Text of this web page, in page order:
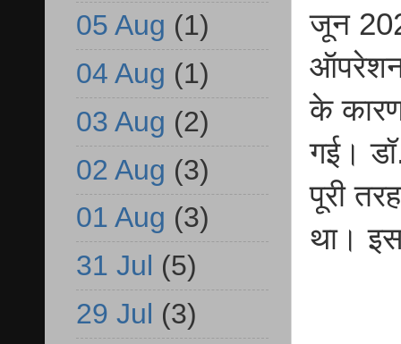
जून
ऑपरेशन
के
गई।
पूरी
था।
05 Aug (1)
04 Aug (1)
03 Aug (2)
02 Aug (3)
01 Aug (3)
31 Jul (5)
29 Jul (3)